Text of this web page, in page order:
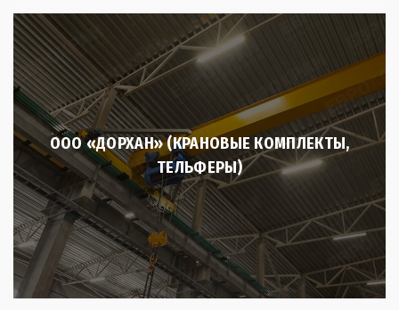
ООО «ДОРХАН» (КРАНОВЫЕ КОМПЛЕКТЫ,
ТЕЛЬФЕРЫ)